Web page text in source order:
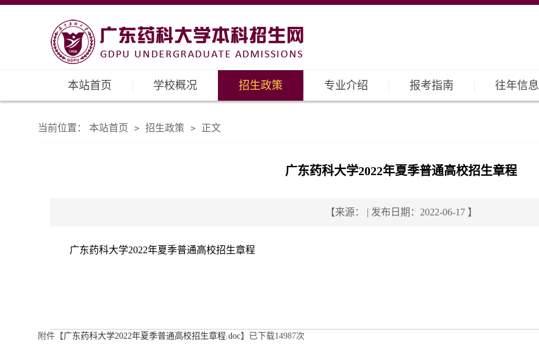
本站首页 学校概况 招生政策 专业介绍 报考指南 往年信息
当前位置： 本站首页 > 招生政策 > 正文
广东药科大学2022年夏季普通高校招生章程
【来源： | 发布日期：2022-06-17 】
广东药科大学2022年夏季普通高校招生章程
附件【广东药科大学2022年夏季普通高校招生章程.doc】已下载14987次